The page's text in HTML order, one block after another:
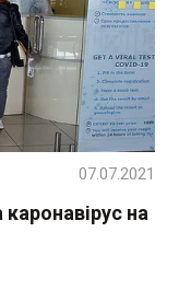
каронавірус на
07.07.2021